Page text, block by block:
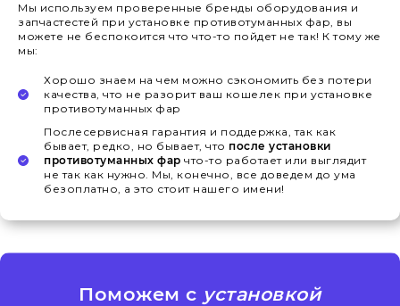
Мы используем проверенные бренды оборудования и
запчастестей при установке противотуманных фар, вы
можете не беспокоится что что-то пойдет не так! К тому же
мы:
Хорошо знаем на чем можно сэкономить без потери
качества, что не разорит ваш кошелек при установке
противотуманных фар
Послесервисная гарантия и поддержка, так как
бывает, редко, но бывает, что после установки
противотуманных фар что-то работает или выглядит
не так как нужно. Мы, конечно, все доведем до ума
безоплатно, а это стоит нашего имени!
Поможем с установкой